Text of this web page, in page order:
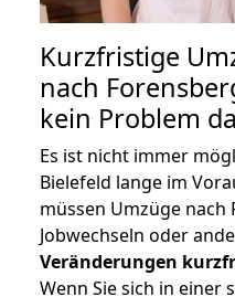
Kurzfristige
nach
kein Problem
Es ist nicht immer
Bielefeld lange im
müssen Umzüge
Jobwechseln oder
Veränderungen
Wenn Sie sich in einer